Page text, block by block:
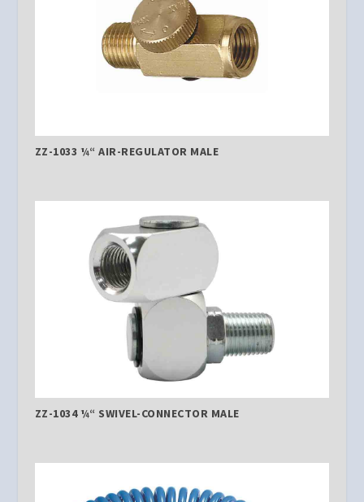
ZZ-1033 ¼“ AIR-REGULATOR MALE
ZZ-1034 ¼“ SWIVEL-CONNECTOR MALE